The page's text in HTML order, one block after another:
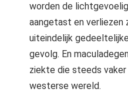
worden de
aangetast en verliezen
uiteindelijk
gevolg. En
ziekte die steeds
westerse wereld.